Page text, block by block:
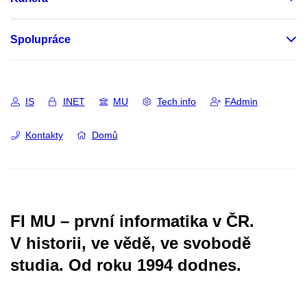
Spolupráce
IS INET MU Tech info FAdmin
Kontakty Domů
FI MU – první informatika v ČR.
V historii, ve vědě, ve svobodě
studia. Od roku 1994 dodnes.